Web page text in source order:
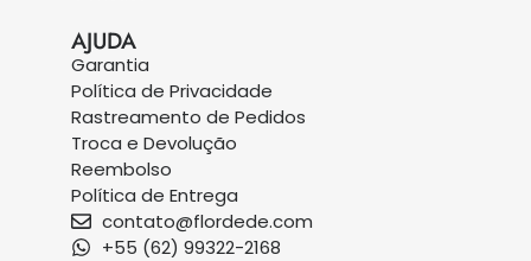
AJUDA
Garantia
Política de Privacidade
Rastreamento de Pedidos
Troca e Devolução
Reembolso
Política de Entrega
contato@flordede.com
+55 (62) 99322-2168